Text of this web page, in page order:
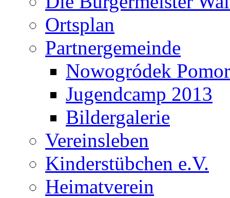
Ortsplan
Partnergemeinde
Nowogródek
Jugendcamp 2013
Bildergalerie
Vereinsleben
Kinderstübchen e.V.
Heimatverein